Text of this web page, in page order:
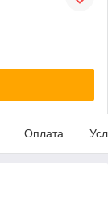
Оплата